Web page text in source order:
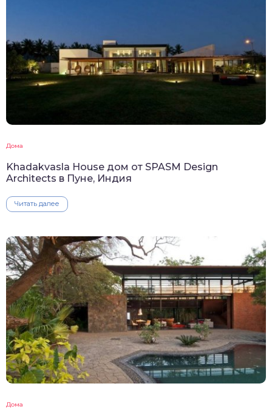
Дома
Khadakvasla House дом от SPASM Design
Architects в Пуне, Индия
Читать далее
Дома